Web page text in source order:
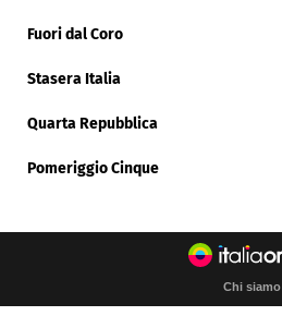
Fuori dal Coro
Stasera Italia
Quarta Repubblica
Pomeriggio Cinque
Chi siamo